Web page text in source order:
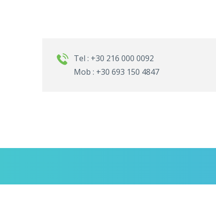
Tel : +30 216 000 0092
Mob : +30 693 150 4847